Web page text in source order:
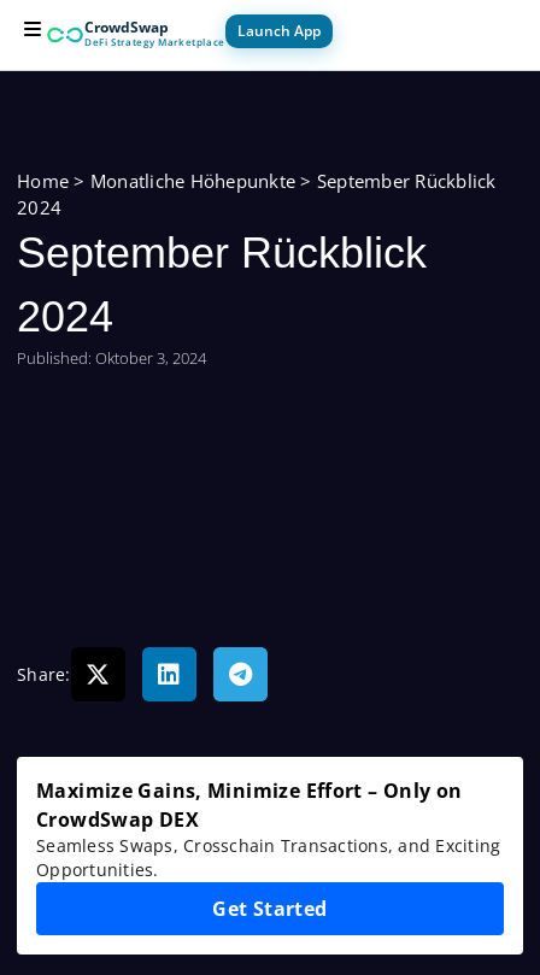
Inhalt
CrowdSwap
DeFi Strategy Marketplace
Launch App
Home > Monatliche Höhepunkte > September Rückblick
2024
September Rückblick
2024
Published: Oktober 3, 2024
Share:
Maximize Gains, Minimize Effort – Only on
CrowdSwap DEX
Seamless Swaps, Crosschain Transactions, and Exciting
Opportunities.
Get Started